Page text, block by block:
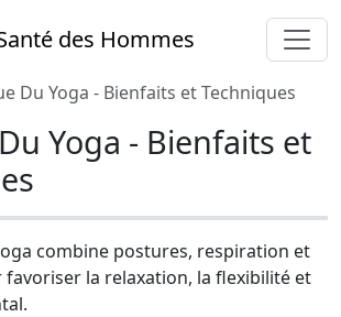
des Hommes
Du Yoga - Bienfaits et Techniques
Yoga - Bienfaits et
combine postures, respiration et
la relaxation, la flexibilité et